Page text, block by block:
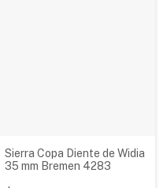
Sierra Copa Diente de Widia
35 mm Bremen 4283